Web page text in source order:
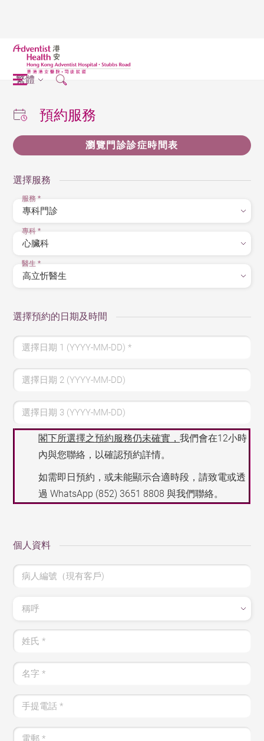
繁體
預約服務
瀏覽門診診症時間表
選擇服務
服務*
專科*
醫生*
選擇預約的日期及時間
選擇日期 1 (YYYY-MM-DD)*
選擇日期 2 (YYYY-MM-DD)
選擇日期 3 (YYYY-MM-DD)
閣下所選擇之預約服務仍未確實，我們會在12小時
內與您聯絡，以確認預約詳情。
如需即日預約，或未能顯示合適時段，請致電或透
過 WhatsApp (852) 3651 8808 與我們聯絡。
個人資料
病人編號（現有客戶)
稱呼
姓氏*
名字*
手提電話*
電郵*